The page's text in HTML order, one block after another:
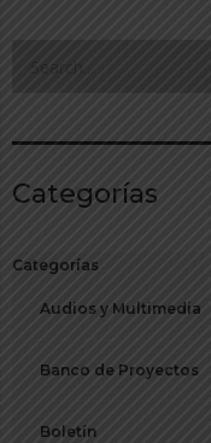
Categorías
Categorías
Audios y Multimedia
Banco de Proyectos
Boletín